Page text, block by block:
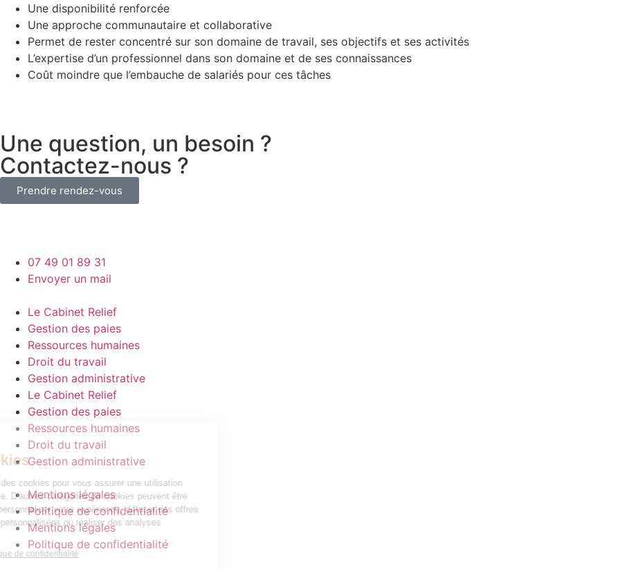
Une disponibilité renforcée
Une approche communautaire et collaborative
Permet de rester concentré sur son domaine de travail, ses objectifs et ses activités
L’expertise d’un professionnel dans son domaine et de ses connaissances
Coût moindre que l’embauche de salariés pour ces tâches
Une question, un besoin ?
Contactez-nous ?
Prendre rendez-vous
07 49 01 89 31
Envoyer un mail
Le Cabinet Relief
Gestion des paies
Ressources humaines
Droit du travail
Gestion administrative
Le Cabinet Relief
Gestion des paies
Ressources humaines
Droit du travail
Gestion administrative
Mentions légales
Politique de confidentialité
Mentions légales
Politique de confidentialité